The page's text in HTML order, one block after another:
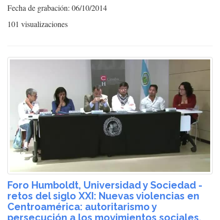
Fecha de grabación: 06/10/2014
101 visualizaciones
Foro Humboldt, Universidad y Sociedad -
retos del siglo XXI: Nuevas violencias en
Centroamérica: autoritarismo y
persecución a los movimientos sociales.